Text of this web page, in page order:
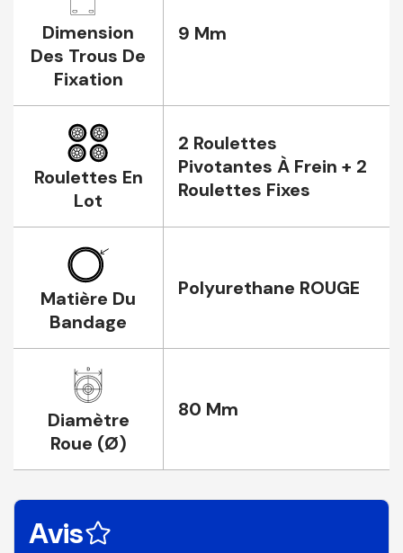
Dimension
Des Trous De
Fixation
9 Mm
Roulettes En
Lot
2 Roulettes
Pivotantes À Frein + 2
Roulettes Fixes
Matière Du
Bandage
Polyurethane ROUGE
Diamètre
Roue (Ø)
80 Mm
Avis